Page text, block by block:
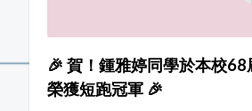
🎉 賀！鍾雅婷同學於本校
榮獲短跑冠軍 🎉